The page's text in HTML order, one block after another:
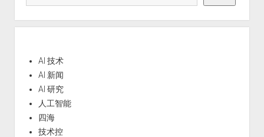
AI 技术
AI 新闻
AI 研究
人工智能
四海
技术控